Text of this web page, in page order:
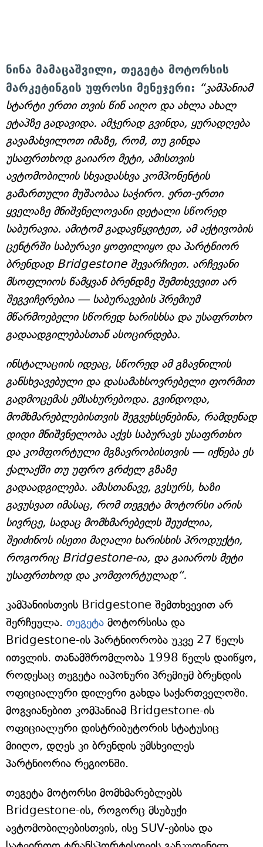
ნინა მამაცაშვილი, თეგეტა მოტორსის
მარკეტინგის უფროსი მენეჯერი: “კამპანიამ
სტარტი ერთი თვის წინ აიღო და ახლა ახალ
ეტაპზე გადავიდა. ამჯერად გვინდა, ყურადღება
გავამახვილოთ იმაზე, რომ, თუ გინდა
უსაფრთხოდ გაიარო მეტი, ამისთვის
ავტომობილის სხვადასხვა კომპონენტის
გამართული მუშაობაა საჭირო. ერთ-ერთი
ყველაზე მნიშვნელოვანი დეტალი სწორედ
საბურავია. ამიტომ გადავწყვიტეთ, ამ აქტივობის
ცენტრში საბურავი ყოფილიყო და პარტნიორ
ბრენდად Bridgestone შევარჩიეთ. არჩევანი
მსოფლიოს წამყვან ბრენდზე შემთხვევით არ
შეგვიჩერებია — საბურავების პრემიუმ
მწარმოებელი სწორედ ხარისხსა და უსაფრთხო
გადაადგილებასთან ასოცირდება.
ინსტალაციის იდეაც, სწორედ ამ გზავნილის
განსხვავებული და დასამახსოვრებელი ფორმით
გადმოცემას ემსახურებოდა. გვინდოდა,
მომხმარებლებისთვის შეგვეხსენებინა, რამდენად
დიდი მნიშვნელობა აქვს საბურავს უსაფრთხო
და კომფორტული მგზავრობისთვის — იქნება ეს
ქალაქში თუ უფრო გრძელ გზაზე
გადაადგილება. ამასთანავე, გვსურს, ხაზი
გავუსვათ იმასაც, რომ თეგეტა მოტორსი არის
სივრცე, სადაც მომხმარებელს შეუძლია,
შეიძინოს ისეთი მაღალი ხარისხის პროდუქტი,
როგორიც Bridgestone-ია, და გაიაროს მეტი
უსაფრთხოდ და კომფორტულად“.
კამპანიისთვის Bridgestone შემთხვევით არ
შერჩეულა. თეგეტა მოტორსისა და
Bridgestone-ის პარტნიორობა უკვე 27 წელს
ითვლის. თანამშრომლობა 1998 წელს დაიწყო,
როდესაც თეგეტა იაპონური პრემიუმ ბრენდის
ოფიციალური დილერი გახდა საქართველოში.
მოგვიანებით კომპანიამ Bridgestone-ის
ოფიციალური დისტრიბუტორის სტატუსიც
მიიღო, დღეს კი ბრენდის უმსხვილეს
პარტნიორია რეგიონში.
თეგეტა მოტორსი მომხმარებლებს
Bridgestone-ის, როგორც მსუბუქი
ავტომობილებისთვის, ისე SUV-ებისა და